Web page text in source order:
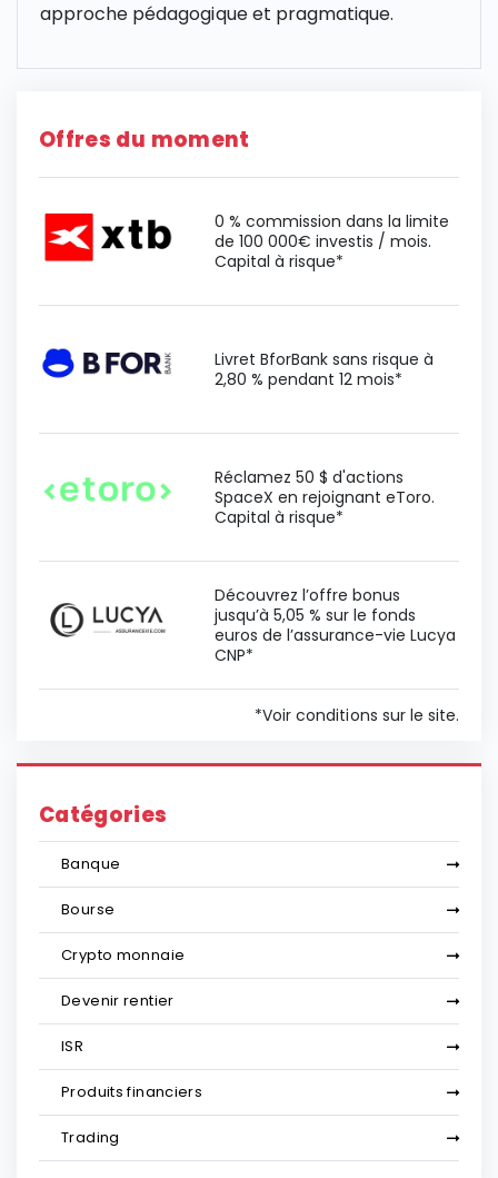
approche pédagogique et pragmatique.
Offres du moment
0 % commission dans la limite
de 100 000€ investis / mois.
Capital à risque*
Livret BforBank sans risque à
2,80 % pendant 12 mois*
Réclamez 50 $ d'actions
SpaceX en rejoignant eToro.
Capital à risque*
Découvrez l’offre bonus
jusqu’à 5,05 % sur le fonds
euros de l’assurance-vie Lucya
CNP*
*Voir conditions sur le site.
Catégories
Banque
Bourse
Crypto monnaie
Devenir rentier
ISR
Produits financiers
Trading